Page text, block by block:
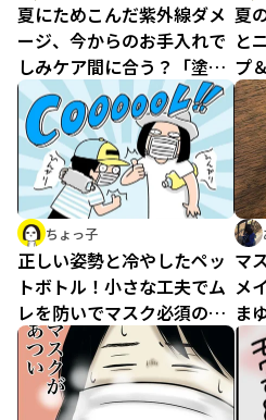
夏にためこんだ紫外線ダメ
ージ、今からのお手入れで
しみケア間に合う？「塗る
マスク」と「貼るマスク」
で駆け込みケアしてみた
夏
と
プ
ちょっ子
正しい姿勢と冷やしたペッ
トボトル！小さな工夫でム
レを防いでマスク必須の夏
を乗り越える！
マ
メ
ま
ア
い